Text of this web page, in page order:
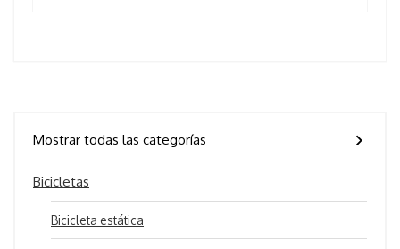
Mostrar todas las categorías
Bicicletas
Bicicleta estática